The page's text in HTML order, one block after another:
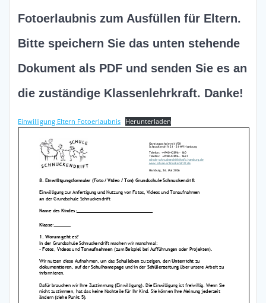
Fotoerlaubnis zum Ausfüllen für Eltern.
Bitte speichern Sie das unten stehende
Dokument als PDF und senden Sie es an
die zuständige Klassenlehrkraft. Danke!
Einwilligung Eltern Fotoerlaubnis Herunterladen